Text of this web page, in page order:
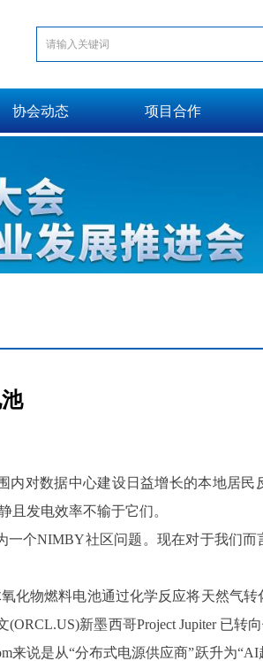
协会动态 项目合作
内对数据中心建设日益增长的本地居民
且发电效率不输于它们。
一个NIMBY社区问题。现在对于我们而
化物燃料电池通过化学反应将天然气转
新墨西哥Project Jupiter 已转
来说是从“分布式电源供应商”跃升为